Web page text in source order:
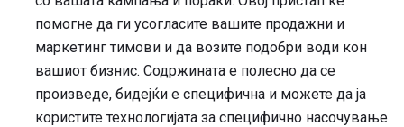
помогне да ги усогласите вашите продажни и
маркетинг тимови и да возите подобри води кон
вашиот бизнис. Содржината е полесно да се
произведе, бидејќи е специфична и можете да ја
користите технологијата за специфично насочување